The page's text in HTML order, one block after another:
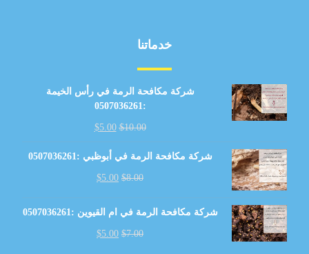
خدماتنا
شركة مكافحة الرمة في رأس الخيمة
:0507036261
$10.00
$5.00
شركة مكافحة الرمة في أبوظبي :0507036261
$8.00
$5.00
شركة مكافحة الرمة في ام القيوين :0507036261
$7.00
$5.00